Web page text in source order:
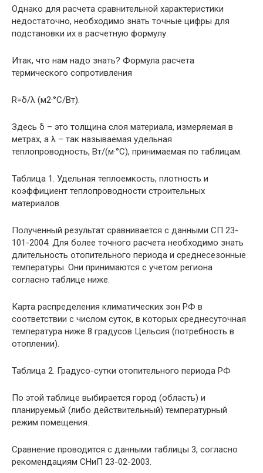
Однако для расчета сравнительной характеристики
недостаточно, необходимо знать точные цифры для
подстановки их в расчетную формулу.
Итак, что нам надо знать? Формула расчета
термического сопротивления
R=δ/λ (м2·°С/Вт).
Здесь δ – это толщина слоя материала, измеряемая в
метрах, а λ – так называемая удельная
теплопроводность, Вт/(м·°С), принимаемая по таблицам.
Таблица 1. Удельная теплоемкость, плотность и
коэффициент теплопроводности строительных
материалов.
Полученный результат сравнивается с данными СП 23-
101-2004. Для более точного расчета необходимо знать
длительность отопительного периода и среднесезонные
температуры. Они принимаются с учетом региона
согласно таблице ниже.
Карта распределения климатических зон РФ в
соответствии с числом суток, в которых среднесуточная
температура ниже 8 градусов Цельсия (потребность в
отоплении).
Таблица 2. Градусо-сутки отопительного периода РФ
По этой таблице выбирается город (область) и
планируемый (либо действительный) температурный
режим помещения.
Сравнение проводится с данными таблицы 3, согласно
рекомендациям СНиП 23-02-2003.